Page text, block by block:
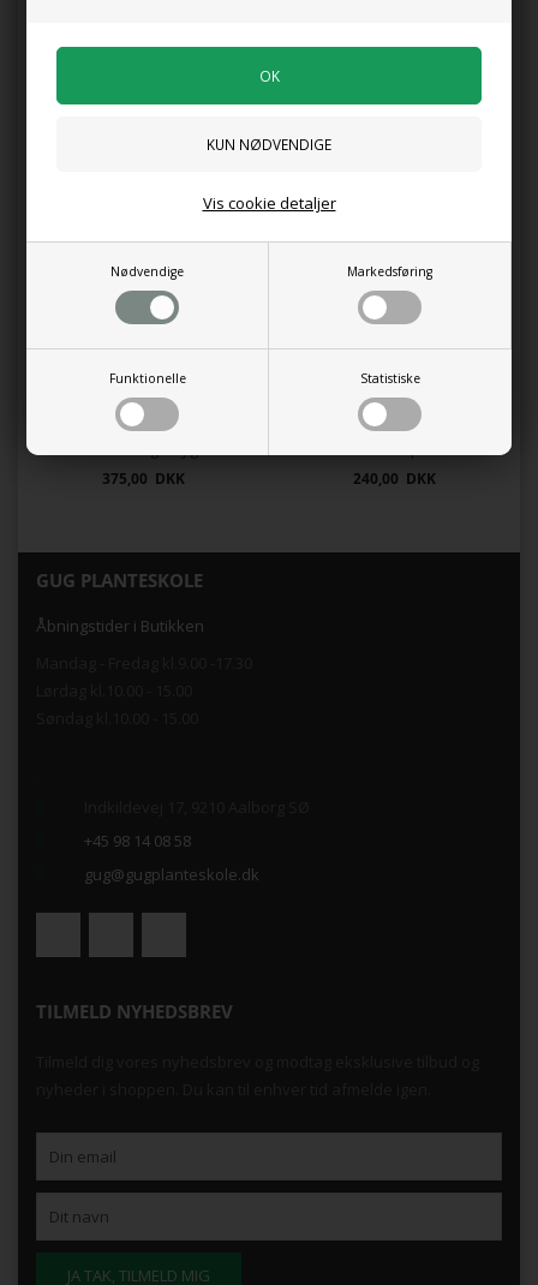
Nødvendige Markedsføring
Funktionelle Statistiske
Vis cookie detaljer
375,00 DKK 240,00 DKK
GUG PLANTESKOLE
Åbningstider i Butikken
+45 98 14 08 58
gug@gugplanteskole.dk
TILMELD NYHEDSBREV